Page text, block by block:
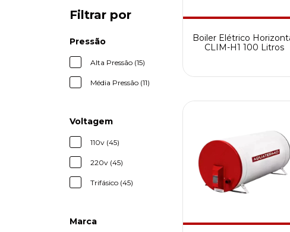
Filtrar por
Pressão
Alta Pressão (15)
Média Pressão (11)
Voltagem
110v (45)
220v (45)
Trifásico (45)
Marca
Boiler Elétrico
CLIM-H1 100 Litros